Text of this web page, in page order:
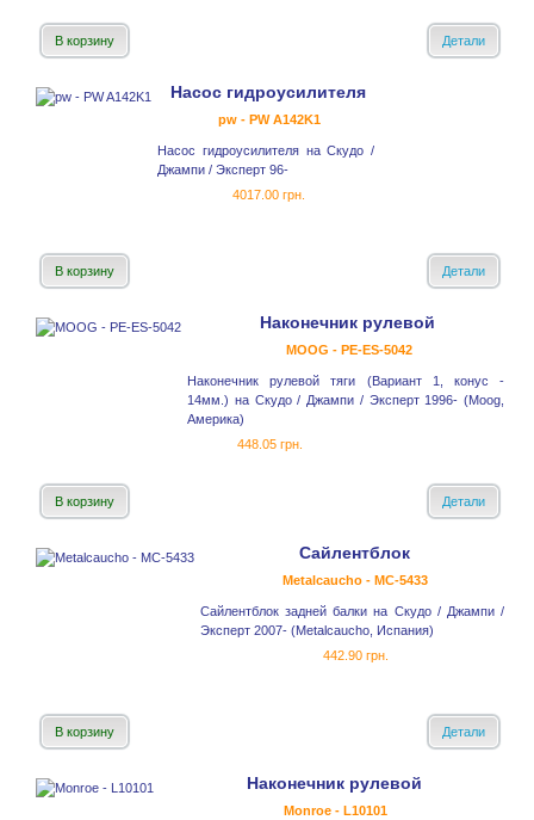
В корзину Детали
Насос гидроусилителя
pw - PW A142K1
Насос гидроусилителя на Скудо /
Джампи / Эксперт 96-
4017.00 грн.
В корзину Детали
Наконечник рулевой
MOOG - PE-ES-5042
Наконечник рулевой тяги (Вариант 1, конус -
14мм.) на Скудо / Джампи / Эксперт 1996- (Moog,
Америка)
448.05 грн.
В корзину Детали
Сайлентблок
Metalcaucho - MC-5433
Сайлентблок задней балки на Скудо / Джампи /
Эксперт 2007- (Metalcaucho, Испания)
442.90 грн.
В корзину Детали
Наконечник рулевой
Monroe - L10101